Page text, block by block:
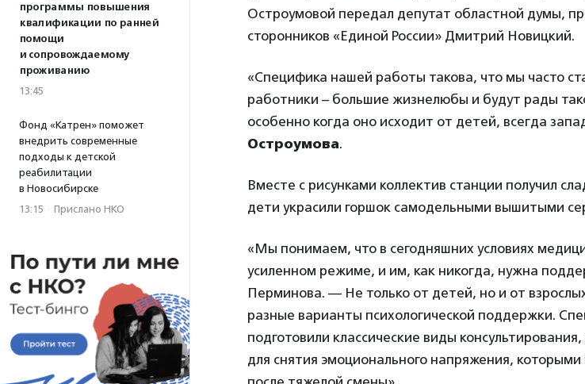
программы повышения
квалификации по ранней
помощи
и сопровождаемому
проживанию
13:45
Фонд «Катрен» поможет
внедрить современные
подходы к детской
реабилитации
в Новосибирске
13:15 · Прислано НКО
Остроумовой передал депутат областной думы,
сторонников «Единой России» Дмитрий Новицкий.
«Специфика нашей работы такова, что мы часто
работники – большие жизнелюбы и будут рады
особенно когда оно исходит от детей, всегда
Остроумова.
Вместе с рисунками коллектив станции получил
дети украсили горшок самодельными вышитыми
«Мы понимаем, что в сегодняшних условиях
усиленном режиме, и им, как никогда, нужна
Перминова. — Не только от детей, но и от
разные варианты психологической поддержки.
подготовили классические виды
для снятия эмоционального напряжения, которыми